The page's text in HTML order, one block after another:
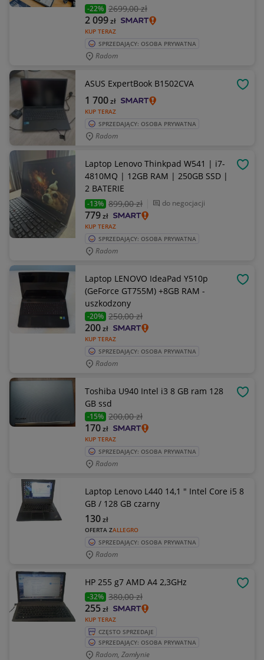
-22% 2699,00 zł
KUP TERAZ
2 099zł
SPRZEDAJĄCY: OSOBA PRYWATNA
Radom
ASUS ExpertBook B1502CVA
KUP TERAZ
1 700zł
SPRZEDAJĄCY: OSOBA PRYWATNA
Radom
Laptop Lenovo Thinkpad W541 | i7-
4810MQ | 12GB RAM | 250GB SSD |
2 BATERIE
-13% 899,00 zł do negocjacji
KUP TERAZ
779zł
SPRZEDAJĄCY: OSOBA PRYWATNA
Radom
Laptop LENOVO IdeaPad Y510p
(GeForce GT755M) +8GB RAM -
uszkodzony
-20% 250,00 zł
KUP TERAZ
200zł
SPRZEDAJĄCY: OSOBA PRYWATNA
Radom
Toshiba U940 Intel i3 8 GB ram 128
GB ssd
-15% 200,00 zł
KUP TERAZ
170zł
SPRZEDAJĄCY: OSOBA PRYWATNA
Radom
Laptop Lenovo L440 14,1 " Intel Core i5 8
GB / 128 GB czarny
OFERTA ZALLEGRO
130zł
SPRZEDAJĄCY: OSOBA PRYWATNA
Radom
HP 255 g7 AMD A4 2,3GHz
-32% 380,00 zł
KUP TERAZ
255zł
CZĘSTO SPRZEDAJE
SPRZEDAJĄCY: OSOBA PRYWATNA
Radom, Zamłynie